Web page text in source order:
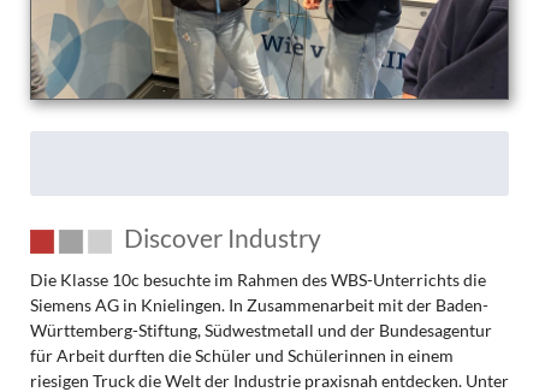
Discover Industry
Die Klasse 10c besuchte im Rahmen des WBS-Unterrichts die
Siemens AG in Knielingen. In Zusammenarbeit mit der Baden-
Württemberg-Stiftung, Südwestmetall und der Bundesagentur
für Arbeit durften die Schüler und Schülerinnen in einem
riesigen Truck die Welt der Industrie praxisnah entdecken. Unter